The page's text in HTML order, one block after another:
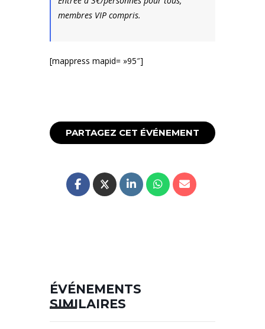
membres VIP compris.
[mappress mapid= »95″]
PARTAGEZ CET ÉVÉNEMENT
ÉVÉNEMENTS
SIMILAIRES